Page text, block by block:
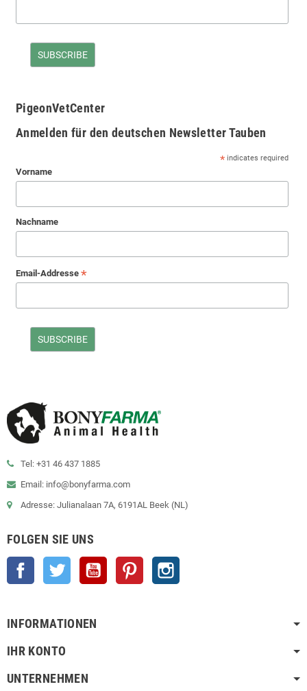
PigeonVetCenter
Anmelden für den deutschen Newsletter Tauben
* indicates required
Vorname
Nachname
Email-Addresse *
Tel: +31 46 437 1885
Email: info@bonyfarma.com
Adresse: Julianalaan 7A, 6191AL Beek (NL)
FOLGEN SIE UNS
Facebook Twitter YouTube Pinterest
INFORMATIONEN
IHR KONTO
UNTERNEHMEN